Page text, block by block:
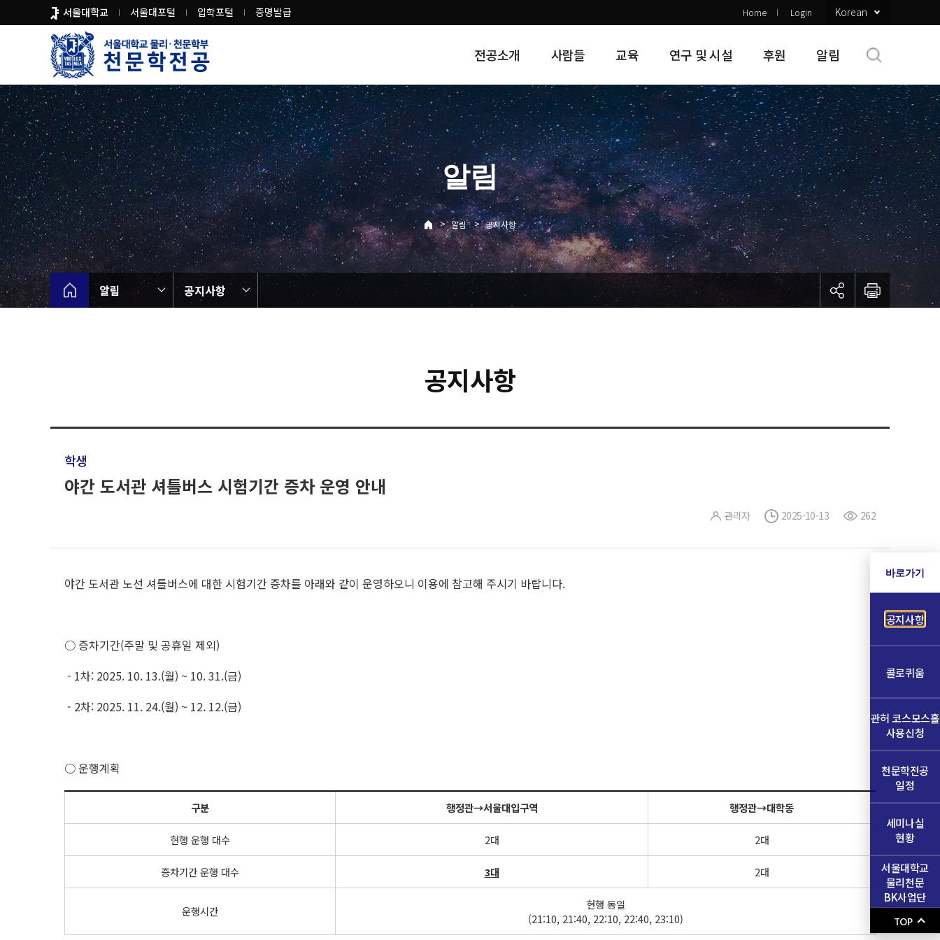
로
뉴
서울대학교 서울대포털 입학포털 증명발급 Home Login Korean
전공소개 사람들 교육 연구 및 시설 후원 알림
알림
> 알림 > 공지사항
알림 공지사항
공지사항
학생
야간 도서관 셔틀버스 시험기간 증차 운영 안내
관리자 2025-10-13 262
야간 도서관 노선 셔틀버스에 대한 시험기간 증차를 아래와 같이 운영하오니 이용에 참고해 주시기 바랍니다.
○ 증차기간(주말 및 공휴일 제외)
- 1차: 2025. 10. 13.(월) ~ 10. 31.(금)
- 2차: 2025. 11. 24.(월) ~ 12. 12.(금)
○ 운행계획
구분 행정관→서울대입구역 행정관→대학동
현행 운행 대수 2대 2대
증차기간 운행 대수 3대 2대
운행시간
현행 동일
(21:10, 21:40, 22:10, 22:40, 23:10)
바로가기
공지사항
콜로퀴움
관허 코스모스홀
사용신청
천문학전공
일정
세미나실
현황
서울대학교
물리천문
BK사업단
TOP